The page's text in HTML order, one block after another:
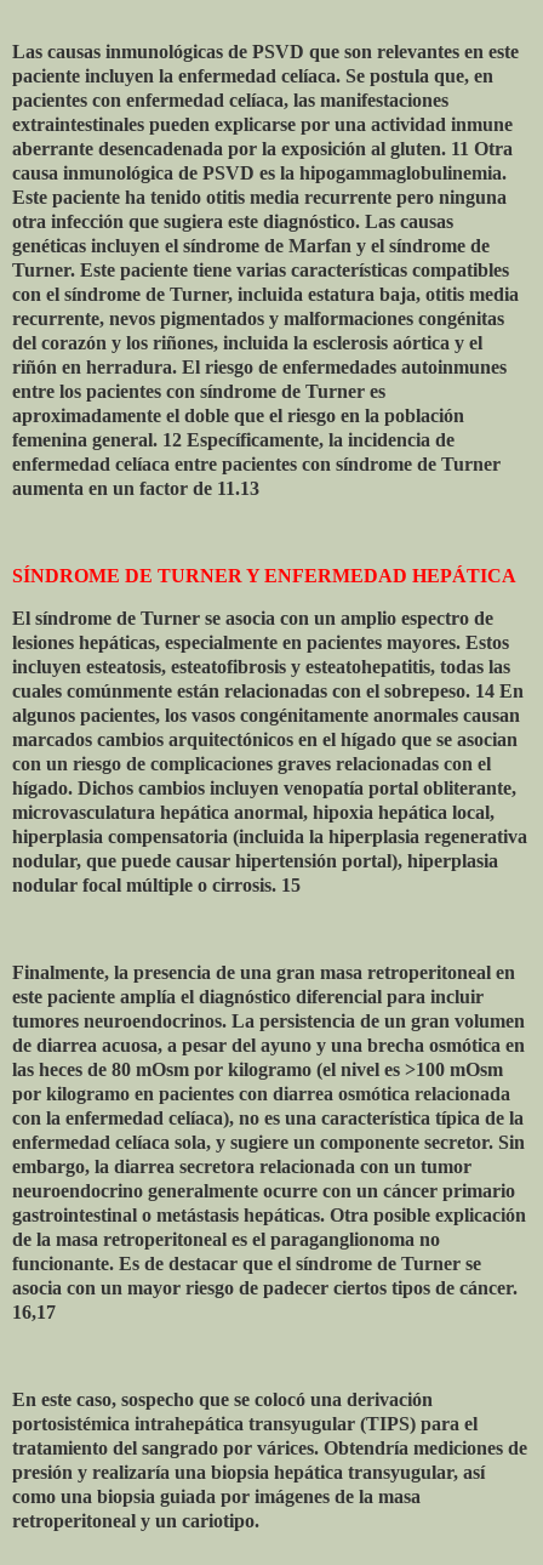
Las causas inmunológicas de PSVD que son relevantes en este
paciente incluyen la enfermedad celíaca. Se postula que, en
pacientes con enfermedad celíaca, las manifestaciones
extraintestinales pueden explicarse por una actividad inmune
aberrante desencadenada por la exposición al gluten. 11 Otra
causa inmunológica de PSVD es la hipogammaglobulinemia.
Este paciente ha tenido otitis media recurrente pero ninguna
otra infección que sugiera este diagnóstico. Las causas
genéticas incluyen el síndrome de Marfan y el síndrome de
Turner. Este paciente tiene varias características compatibles
con el síndrome de Turner, incluida estatura baja, otitis media
recurrente, nevos pigmentados y malformaciones congénitas
del corazón y los riñones, incluida la esclerosis aórtica y el
riñón en herradura. El riesgo de enfermedades autoinmunes
entre los pacientes con síndrome de Turner es
aproximadamente el doble que el riesgo en la población
femenina general. 12 Específicamente, la incidencia de
enfermedad celíaca entre pacientes con síndrome de Turner
aumenta en un factor de 11.13
SÍNDROME DE TURNER Y ENFERMEDAD HEPÁTICA
El síndrome de Turner se asocia con un amplio espectro de
lesiones hepáticas, especialmente en pacientes mayores. Estos
incluyen esteatosis, esteatofibrosis y esteatohepatitis, todas las
cuales comúnmente están relacionadas con el sobrepeso. 14 En
algunos pacientes, los vasos congénitamente anormales causan
marcados cambios arquitectónicos en el hígado que se asocian
con un riesgo de complicaciones graves relacionadas con el
hígado. Dichos cambios incluyen venopatía portal obliterante,
microvasculatura hepática anormal, hipoxia hepática local,
hiperplasia compensatoria (incluida la hiperplasia regenerativa
nodular, que puede causar hipertensión portal), hiperplasia
nodular focal múltiple o cirrosis. 15
Finalmente, la presencia de una gran masa retroperitoneal en
este paciente amplía el diagnóstico diferencial para incluir
tumores neuroendocrinos. La persistencia de un gran volumen
de diarrea acuosa, a pesar del ayuno y una brecha osmótica en
las heces de 80 mOsm por kilogramo (el nivel es >100 mOsm
por kilogramo en pacientes con diarrea osmótica relacionada
con la enfermedad celíaca), no es una característica típica de la
enfermedad celíaca sola, y sugiere un componente secretor. Sin
embargo, la diarrea secretora relacionada con un tumor
neuroendocrino generalmente ocurre con un cáncer primario
gastrointestinal o metástasis hepáticas. Otra posible explicación
de la masa retroperitoneal es el paraganglionoma no
funcionante. Es de destacar que el síndrome de Turner se
asocia con un mayor riesgo de padecer ciertos tipos de cáncer.
16,17
En este caso, sospecho que se colocó una derivación
portosistémica intrahepática transyugular (TIPS) para el
tratamiento del sangrado por várices. Obtendría mediciones de
presión y realizaría una biopsia hepática transyugular, así
como una biopsia guiada por imágenes de la masa
retroperitoneal y un cariotipo.